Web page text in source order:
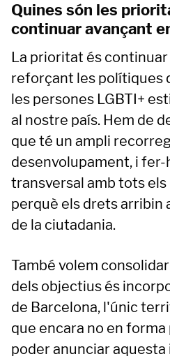
Quines són les
continuar avançant
La prioritat és
reforçant les polítiques
les persones LGBTI+
al nostre país. Hem de
que té un ampli
desenvolupament, i fer-
transversal amb tots
perquè els drets arribin
de la ciutadania.
També volem
dels objectius és
de Barcelona, l'únic
que encara no en
poder anunciar